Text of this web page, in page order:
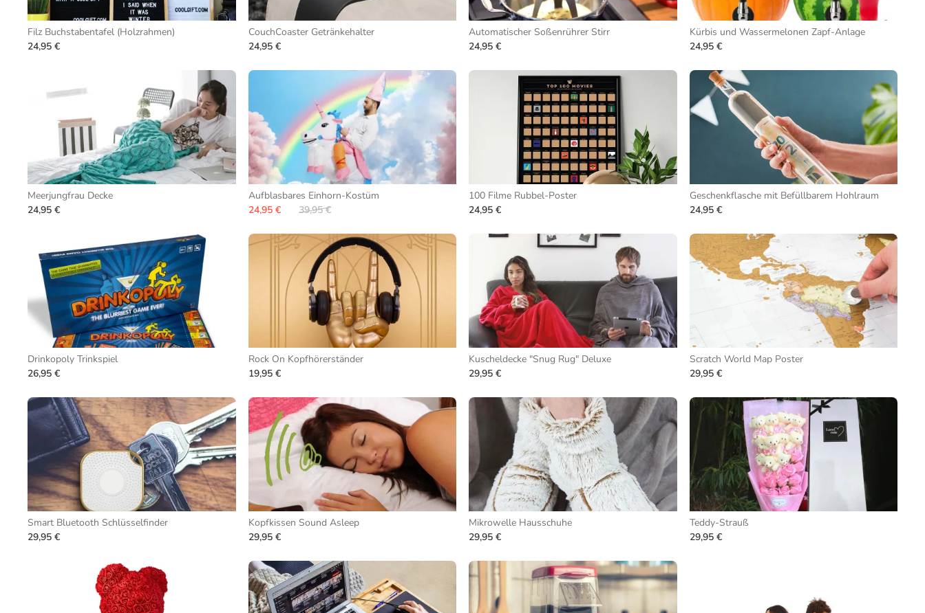
Filz Buchstabentafel (Holzrahmen)
24,95 €
CouchCoaster Getränkehalter
24,95 €
Automatischer Soßenrührer Stirr
24,95 €
Kürbis und Wassermelonen Zapf-Anlage
24,95 €
Meerjungfrau Decke
24,95 €
Aufblasbares Einhorn-Kostüm
24,95 €
39,95 €
100 Filme Rubbel-Poster
24,95 €
Geschenkflasche mit Befüllbarem Hohlraum
24,95 €
Drinkopoly Trinkspiel
26,95 €
Rock On Kopfhörerständer
19,95 €
Kuscheldecke "Snug Rug" Deluxe
29,95 €
Scratch World Map Poster
29,95 €
Smart Bluetooth Schlüsselfinder
29,95 €
Kopfkissen Sound Asleep
29,95 €
Mikrowelle Hausschuhe
29,95 €
Teddy-Strauß
29,95 €